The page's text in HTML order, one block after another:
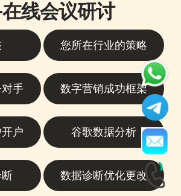
线会议研讨
您所在行业的策略
对手 数字营销成功框架
户 谷歌数据分析
断 数据诊断优化更改